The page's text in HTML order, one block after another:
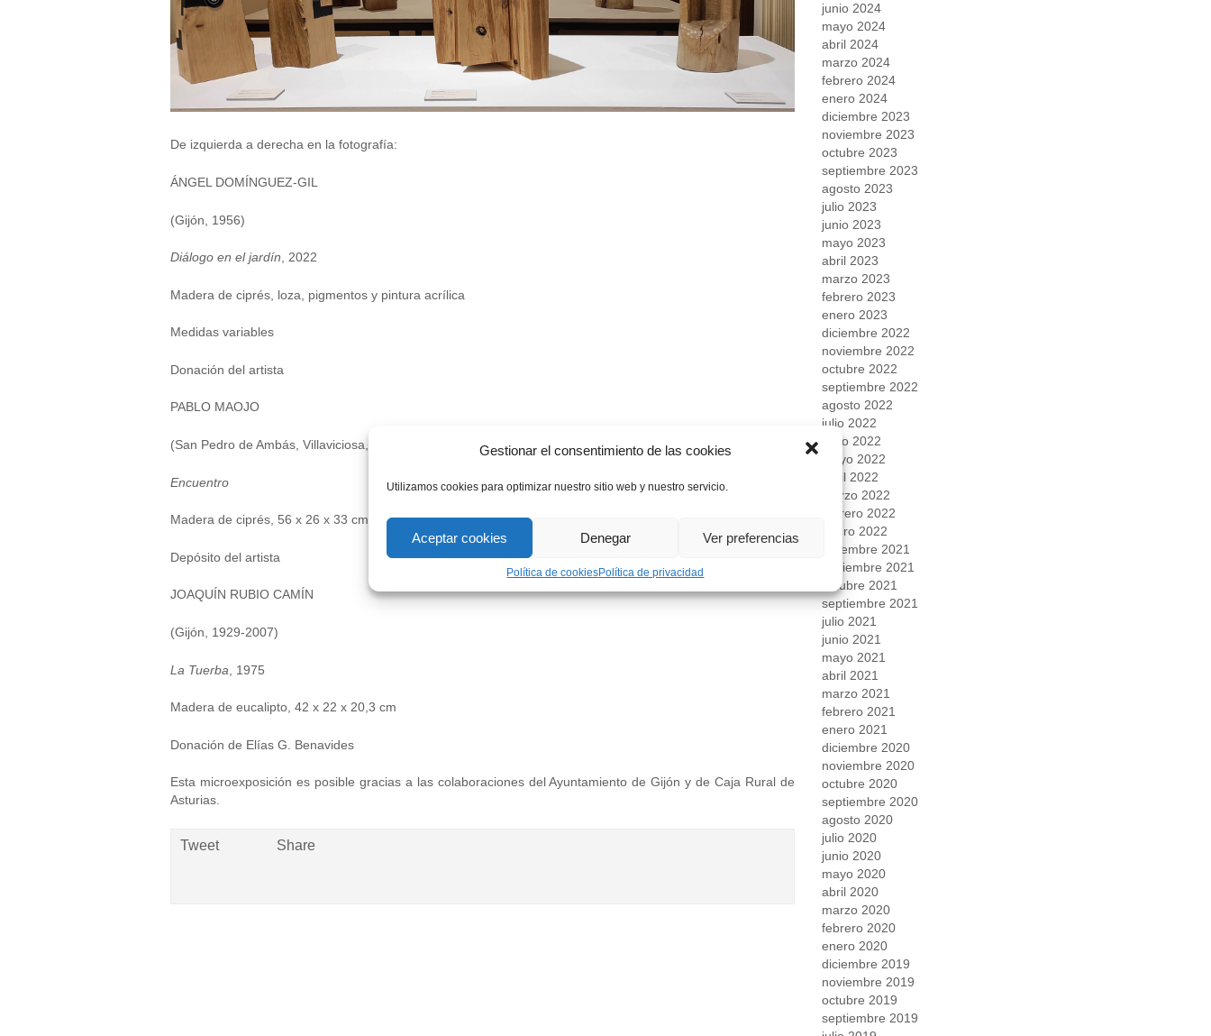
Gestionar el consentimiento de las cookies
Utilizamos cookies para optimizar nuestro sitio web y nuestro servicio.
Aceptar cookies Denegar Ver preferencias
Política de cookiesPolítica de privacidad
De izquierda a derecha en la fotografía:
ÁNGEL DOMÍNGUEZ-GIL
(Gijón, 1956)
Diálogo en el jardín , 2022
Madera de ciprés, loza, pigmentos y pintura acrílica
Medidas variables
Donación del artista
PABLO MAOJO
(San Pedro de Ambás, Villaviciosa, 1961)
Encuentro
Madera de ciprés, 56 x 26 x 33 cm
Depósito del artista
JOAQUÍN RUBIO CAMÍN
(Gijón, 1929-2007)
La Tuerba , 1975
Madera de eucalipto, 42 x 22 x 20,3 cm
Donación de Elías G. Benavides
Esta microexposición es posible gracias a las colaboraciones del Ayuntamiento de Gijón y de Caja Rural de
Asturias.
Tweet Share
junio 2024
mayo 2024
abril 2024
marzo 2024
febrero 2024
enero 2024
diciembre 2023
noviembre 2023
octubre 2023
septiembre 2023
agosto 2023
julio 2023
junio 2023
mayo 2023
abril 2023
marzo 2023
febrero 2023
enero 2023
diciembre 2022
noviembre 2022
octubre 2022
septiembre 2022
agosto 2022
julio 2022
junio 2022
mayo 2022
abril 2022
marzo 2022
febrero 2022
enero 2022
diciembre 2021
noviembre 2021
octubre 2021
septiembre 2021
julio 2021
junio 2021
mayo 2021
abril 2021
marzo 2021
febrero 2021
enero 2021
diciembre 2020
noviembre 2020
octubre 2020
septiembre 2020
agosto 2020
julio 2020
junio 2020
mayo 2020
abril 2020
marzo 2020
febrero 2020
enero 2020
diciembre 2019
noviembre 2019
octubre 2019
septiembre 2019